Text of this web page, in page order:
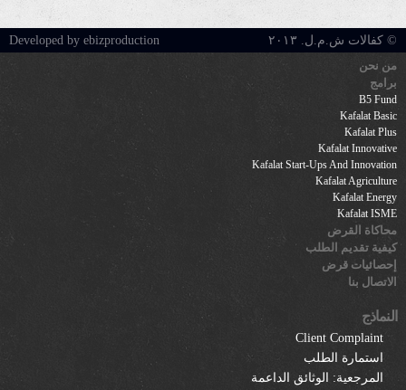
© كفالات ش.م.ل. ٢٠١٣
Developed by ebizproduction
من نحن
برامج
B5 Fund
Kafalat Basic
Kafalat Plus
Kafalat Innovative
Kafalat Start-Ups And Innovation
Kafalat Agriculture
Kafalat Energy
Kafalat ISME
محاكاة القرض
كيفية تقديم الطلب
إحصائيات قرض
الاتصال بنا
النماذج
Client Complaint
استمارة الطلب
المرجعية: الوثائق الداعمة